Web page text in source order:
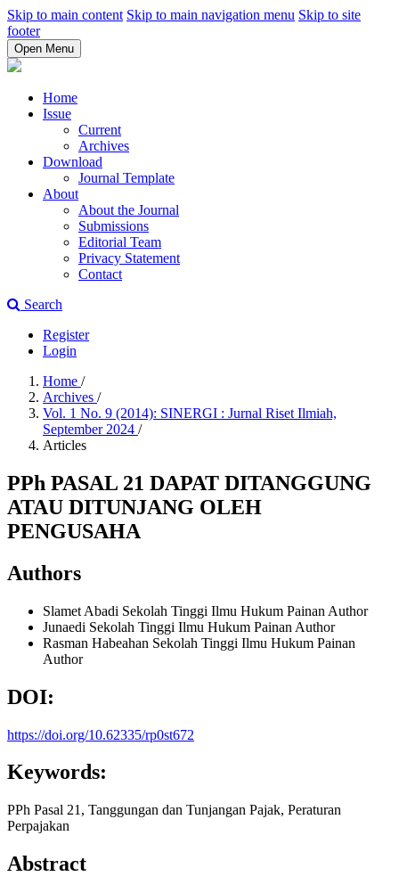
Skip to main content Skip to main navigation menu Skip to site
footer
Open Menu
Home
Issue
Current
Archives
Download
Journal Template
About
About the Journal
Submissions
Editorial Team
Privacy Statement
Contact
Search
Register
Login
Home /
Archives /
Vol. 1 No. 9 (2014): SINERGI : Jurnal Riset Ilmiah,
September 2024 /
Articles
PPh PASAL 21 DAPAT DITANGGUNG
ATAU DITUNJANG OLEH
PENGUSAHA
Authors
Slamet Abadi Sekolah Tinggi Ilmu Hukum Painan Author
Junaedi Sekolah Tinggi Ilmu Hukum Painan Author
Rasman Habeahan Sekolah Tinggi Ilmu Hukum Painan
Author
DOI:
https://doi.org/10.62335/rp0st672
Keywords:
PPh Pasal 21, Tanggungan dan Tunjangan Pajak, Peraturan
Perpajakan
Abstract